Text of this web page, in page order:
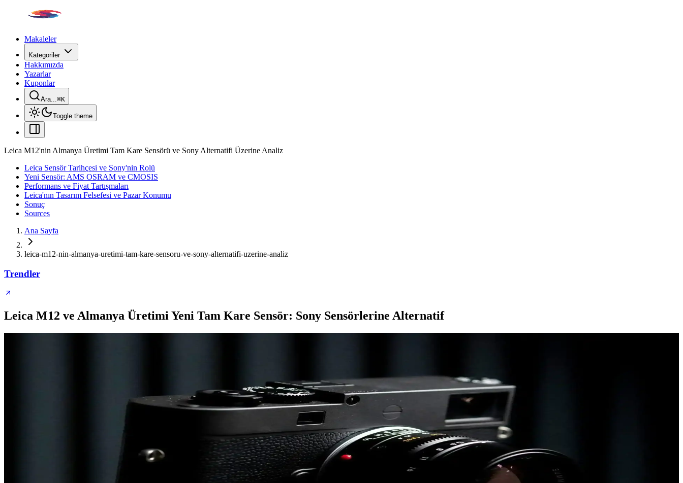
Makaleler
Kategoriler
Hakkımızda
Yazarlar
Kuponlar
Ara...⌘K
Toggle theme
Leica M12'nin Almanya Üretimi Tam Kare Sensörü ve Sony Alternatifi Üzerine Analiz
Leica Sensör Tarihçesi ve Sony'nin Rolü
Yeni Sensör: AMS OSRAM ve CMOSIS
Performans ve Fiyat Tartışmaları
Leica'nın Tasarım Felsefesi ve Pazar Konumu
Sonuç
Sources
Ana Sayfa
leica-m12-nin-almanya-uretimi-tam-kare-sensoru-ve-sony-alternatifi-uzerine-analiz
Trendler
Leica M12 ve Almanya Üretimi Yeni Tam Kare Sensör: Sony Sensörlerine Alternatif